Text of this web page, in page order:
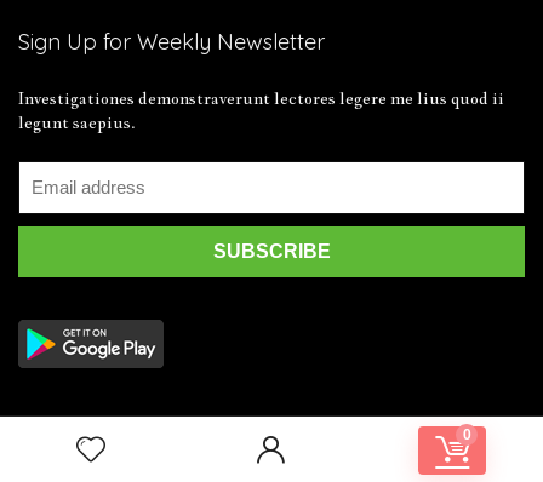
0
Sign Up for Weekly Newsletter
Investigationes demonstraverunt lectores legere me lius quod ii
legunt saepius.
2019 Wpsoul.com Design. All rights reserved.